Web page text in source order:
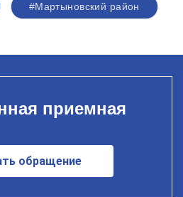
#Мартыновский район
приемная
обращение